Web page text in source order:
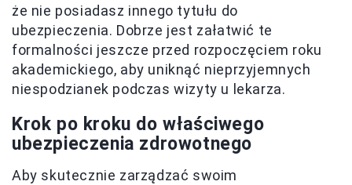
że nie posiadasz innego tytułu do
ubezpieczenia. Dobrze jest załatwić te
formalności jeszcze przed rozpoczęciem roku
akademickiego, aby uniknąć nieprzyjemnych
niespodzianek podczas wizyty u lekarza.
Krok po kroku do właściwego
ubezpieczenia zdrowotnego
Aby skutecznie zarządzać swoim